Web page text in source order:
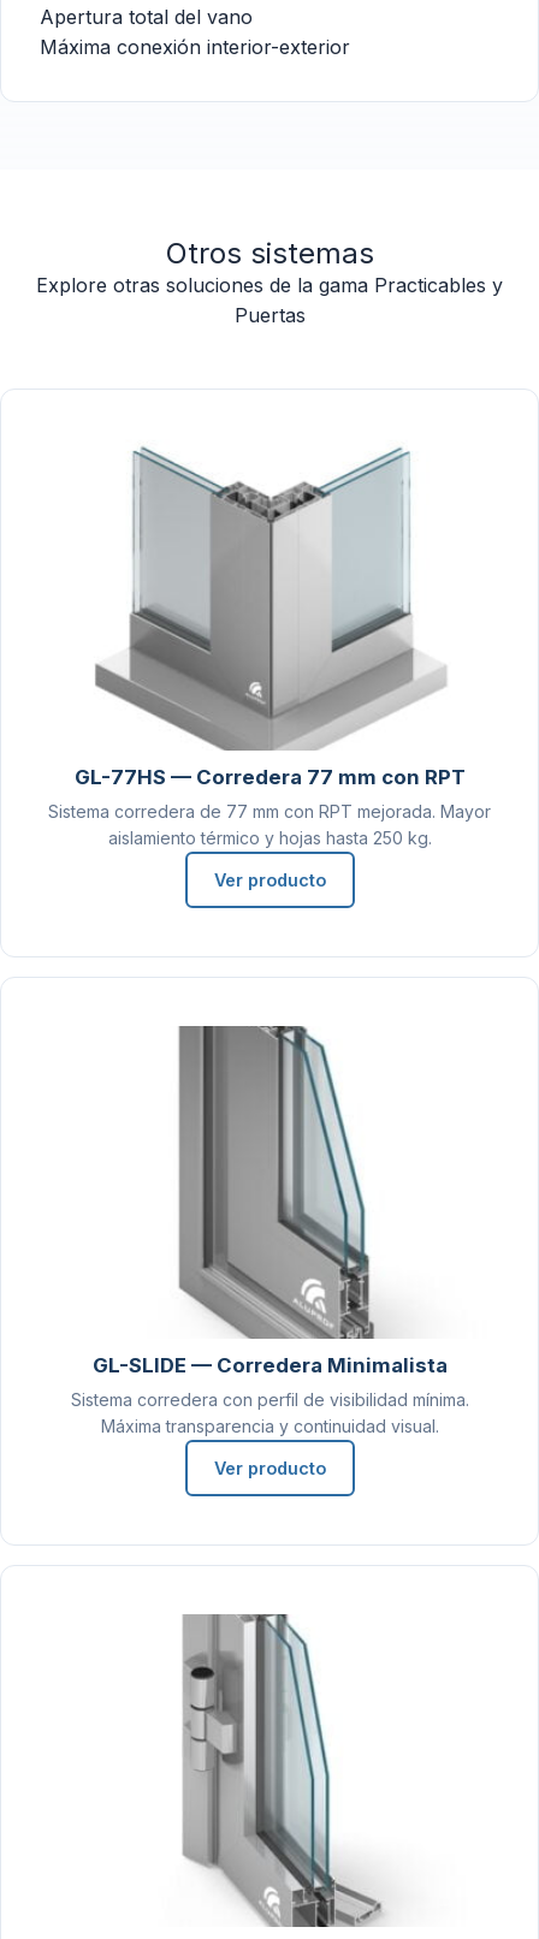
Apertura total del vano
Máxima conexión interior-exterior
Otros sistemas
Explore otras soluciones de la gama Practicables y
Puertas
GL-77HS — Corredera 77 mm con RPT
Sistema corredera de 77 mm con RPT mejorada. Mayor
aislamiento térmico y hojas hasta 250 kg.
Ver producto
GL-SLIDE — Corredera Minimalista
Sistema corredera con perfil de visibilidad mínima.
Máxima transparencia y continuidad visual.
Ver producto